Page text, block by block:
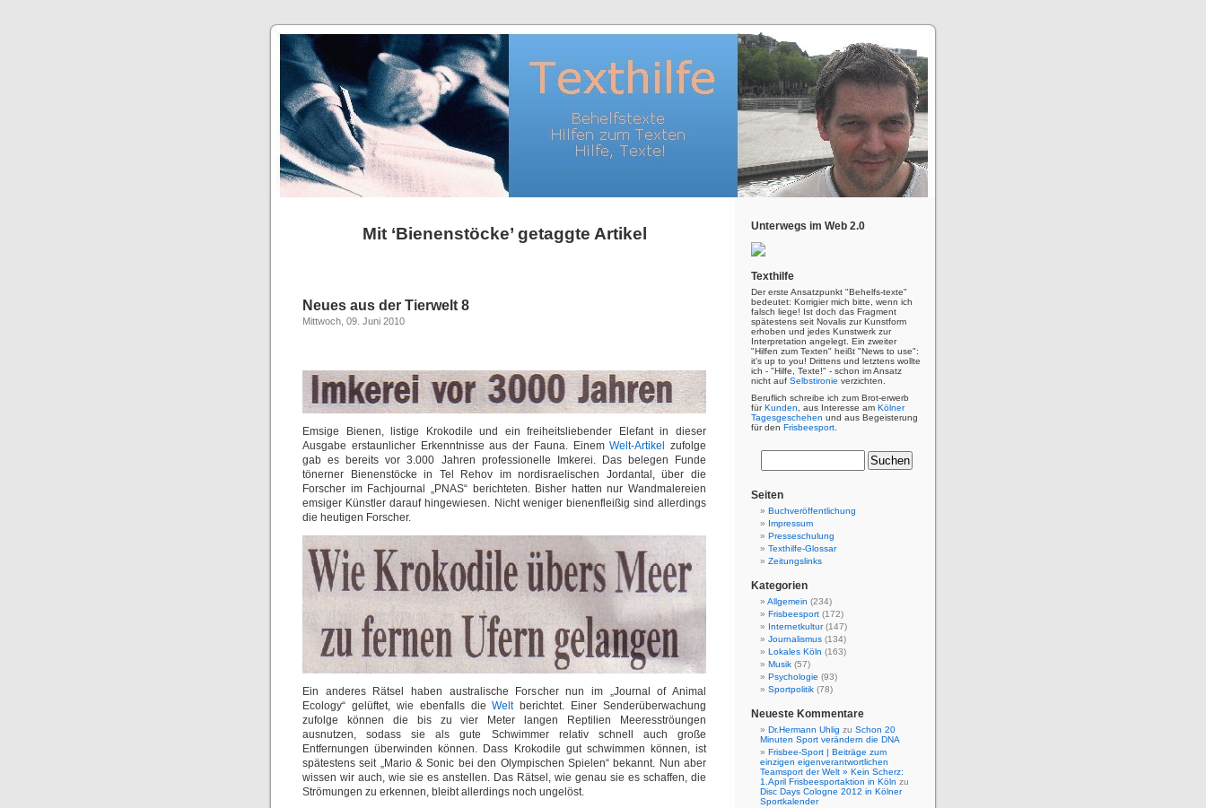
Mit ‘Bienenstöcke’ getaggte Artikel
Neues aus der Tierwelt 8
Mittwoch, 09. Juni 2010
Emsige Bienen, listige Krokodile und ein freiheitsliebender Elefant in dieser
Ausgabe erstaunlicher Erkenntnisse aus der Fauna. EinemWelt-Artikel
zufolge
gab es bereits vor 3.000 Jahren professionelle Imkerei. Das belegen Funde
tönerner Bienenstöcke in Tel Rehov im nordisraelischen Jordantal, über die
Forscher im Fachjournal „PNAS“ berichteten. Bisher hatten nur Wandmalereien
emsiger Künstler darauf hingewiesen. Nicht weniger bienenfleißig sind allerdings
die heutigen Forscher.
Ein anderes Rätsel haben australische Forscher nun im „Journal of Animal
Ecology“ gelüftet, wie ebenfalls dieWeltberichtet. Einer Senderüberwachung
zufolge können die bis zu vier Meter langen Reptilien Meeresströungen
ausnutzen, sodass sie als gute Schwimmer relativ schnell auch große
Entfernungen überwinden können. Dass Krokodile gut schwimmen können, ist
spätestens seit „Mario & Sonic bei den Olympischen Spielen“ bekannt. Nun aber
wissen wir auch, wie sie es anstellen. Das Rätsel, wie genau sie es schaffen, die
Strömungen zu erkennen, bleibt allerdings noch ungelöst.
Unterwegs im Web 2.0
Texthilfe
Der erste Ansatzpunkt "Behelfs-texte"
bedeutet: Korrigier mich bitte, wenn ich
falsch liege! Ist doch das Fragment
spätestens seit Novalis zur Kunstform
erhoben und jedes Kunstwerk zur
Interpretation angelegt. Ein zweiter
"Hilfen zum Texten" heißt "News to use":
it's up to you! Drittens und letztens wollte
ich - "Hilfe, Texte!" - schon im Ansatz
nicht auf Selbstironie verzichten.
Beruflich schreibe ich zum Brot-erwerb
fürKunden , aus Interesse am Kölner
Tagesgeschehen und aus Begeisterung
für den Frisbeesport
Seiten
Buchveröffentlichung
Impressum
Presseschulung
Texthilfe-Glossar
Zeitungslinks
Kategorien
Allgemein (234)
Frisbeesport (172)
Internetkultur(147)
Journalismus (134)
Lokales Köln (163)
Musik (57)
Psychologie (93)
Sportpolitik (78)
Neueste Kommentare
Dr.Hermann Uhlig zu Schon 20
Minuten Sport verändern die DNA
Frisbee-Sport | Beiträge zum
einzigen eigenverantwortlichen
Teamsport der Welt » Kein Scherz:
1.April Frisbeesportaktion in Köln zu
Disc Days Cologne 2012 in Kölner
Sportkalender